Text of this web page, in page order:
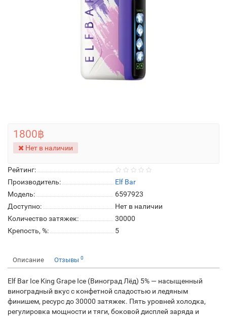
Рейтинг:
Производитель:
Elf Bar
Модель:
6597923
Доступно:
Нет в наличии
Количество затяжек:
30000
Крепость, %:
5
1800฿
Нет в наличии
Описание Отзывы 0
Elf Bar Ice King Grape Ice (Виноград Лёд) 5% — насыщенный
виноградный вкус с конфетной сладостью и ледяным
финишем, ресурс до 30000 затяжек. Пять уровней холодка,
регулировка мощности и тяги, боковой дисплей заряда и